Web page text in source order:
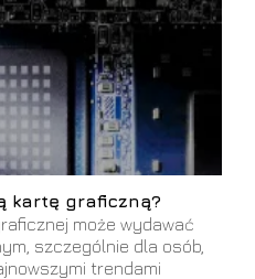
kartę graficzną?
może wydawać
szczególnie dla osób,
trendami